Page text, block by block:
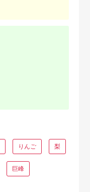
りんご 梨
巨峰